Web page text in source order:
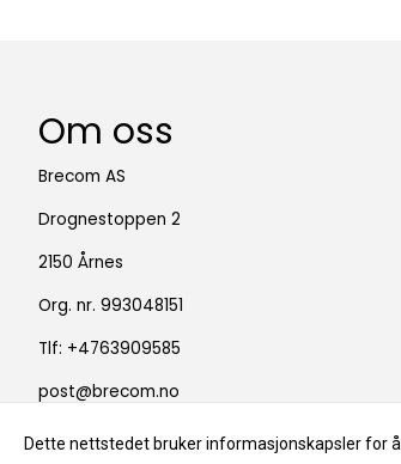
Om oss
Brecom AS
Drognestoppen 2
2150 Årnes
Org. nr. 993048151
Tlf: +4763909585
post@brecom.no
Dette nettstedet bruker informasjonskapsler for